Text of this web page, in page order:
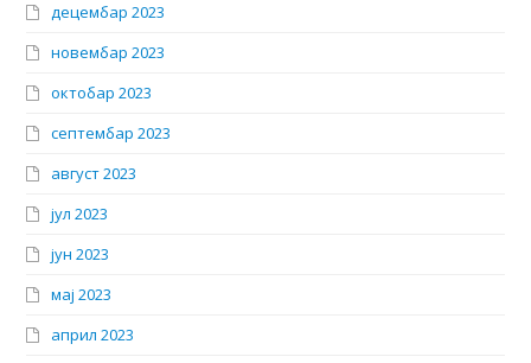
децембар 2023
новембар 2023
октобар 2023
септембар 2023
август 2023
јул 2023
јун 2023
мај 2023
април 2023